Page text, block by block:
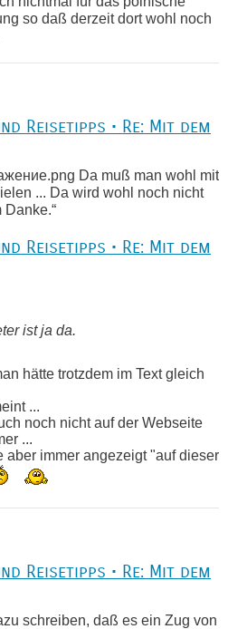
so daß derzeit dort wohl noch
Reisetipps • Re: Mit dem
Da muß man wohl mit
... Da wird wohl noch nicht
Danke.“
Reisetipps • Re: Mit dem
ist ja da.
hätte trotzdem im Text gleich
...
noch nicht auf der Webseite
...
aber immer angezeigt "auf dieser
Reisetipps • Re: Mit dem
schreiben, daß es ein Zug von